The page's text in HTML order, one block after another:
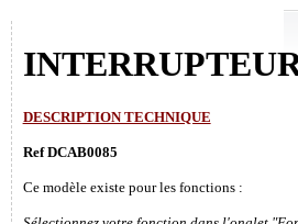
DESCRIPTION TECHNIQUE
Ref DCAB0085
Ce modèle existe pour les fonctions :